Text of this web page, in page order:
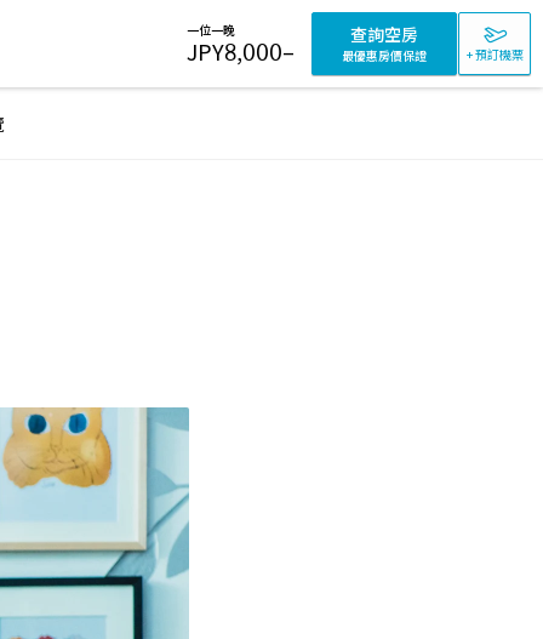
一位一晚
JPY8,000–
查詢空房
最優惠房價保證 + 預訂機票